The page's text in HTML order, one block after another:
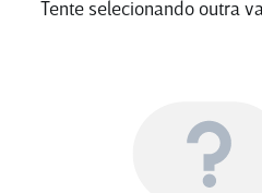
Tente selecionando outra